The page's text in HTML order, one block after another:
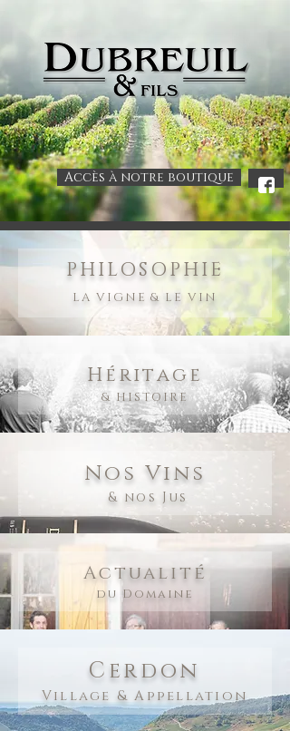
Accès à notre boutique .
PHILOSOPHIE
LA VIGNE & LE VIN
Héritage
& HISTOIRE
Nos Vins
& nos Jus
Actualité
du Domaine
Cerdon
Village & Appellation